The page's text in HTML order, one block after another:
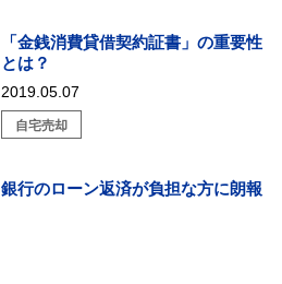
「金銭消費貸借契約証書」の重要性
とは？
2019.05.07
自宅売却
銀行のローン返済が負担な方に朗報